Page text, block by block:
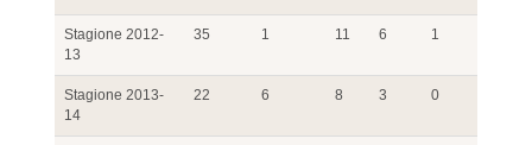
Stagione 2012-
13
35 1 11 6 1
Stagione 2013-
14
22 6 8 3 0